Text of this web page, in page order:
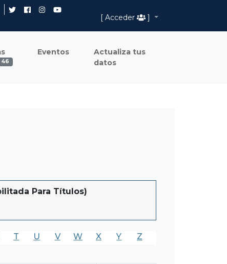
[ Acceder
]
46
Eventos
Actualiza tus
datos
Para Títulos)
T U V W X Y Z